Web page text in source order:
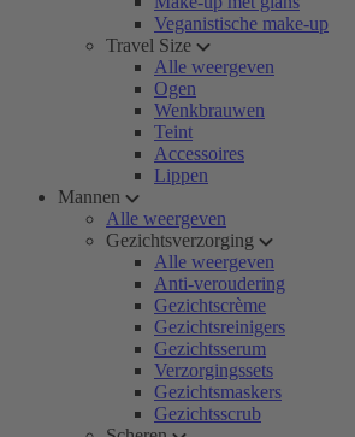
Veganistische make-up
Travel Size
Alle weergeven
Ogen
Wenkbrauwen
Teint
Accessoires
Lippen
Mannen
Alle weergeven
Gezichtsverzorging
Alle weergeven
Anti-veroudering
Gezichtscrème
Gezichtsreinigers
Gezichtsserum
Verzorgingssets
Gezichtsmaskers
Gezichtsscrub